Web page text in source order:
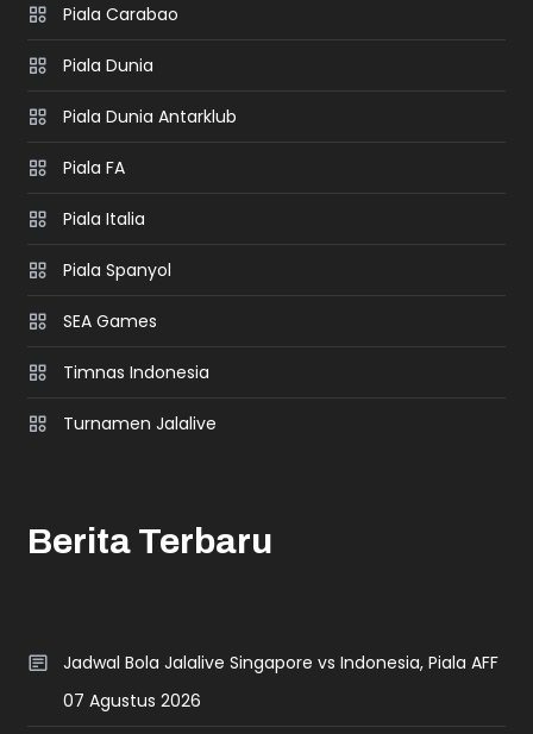
Piala Carabao
Piala Dunia
Piala Dunia Antarklub
Piala FA
Piala Italia
Piala Spanyol
SEA Games
Timnas Indonesia
Turnamen Jalalive
Berita Terbaru
Jadwal Bola Jalalive Singapore vs Indonesia, Piala AFF
07 Agustus 2026